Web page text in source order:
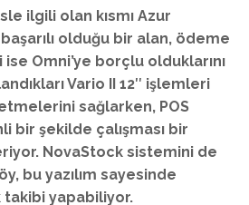
ilgili olan kısmı Azur
olduğu bir alan, ödeme
ise Omni’ye borçlu olduklarını
Vario II 12″ işlemleri
sağlarken, POS
bir şekilde çalışması bir
NovaStock sistemini de
bu yazılım sayesinde
takibi yapabiliyor.